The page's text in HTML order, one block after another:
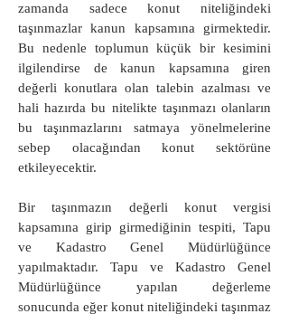
zamanda sadece konut niteliğindeki
taşınmazlar kanun kapsamına girmektedir.
Bu nedenle toplumun küçük bir kesimini
ilgilendirse de kanun kapsamına giren
değerli konutlara olan talebin azalması ve
hali hazırda bu nitelikte taşınmazı olanların
bu taşınmazlarını satmaya yönelmelerine
sebep olacağından konut sektörüne
etkileyecektir.
Bir taşınmazın değerli konut vergisi
kapsamına girip girmediğinin tespiti, Tapu
ve Kadastro Genel Müdürlüğünce
yapılmaktadır. Tapu ve Kadastro Genel
Müdürlüğünce yapılan değerleme
sonucunda eğer konut niteliğindeki taşınmaz